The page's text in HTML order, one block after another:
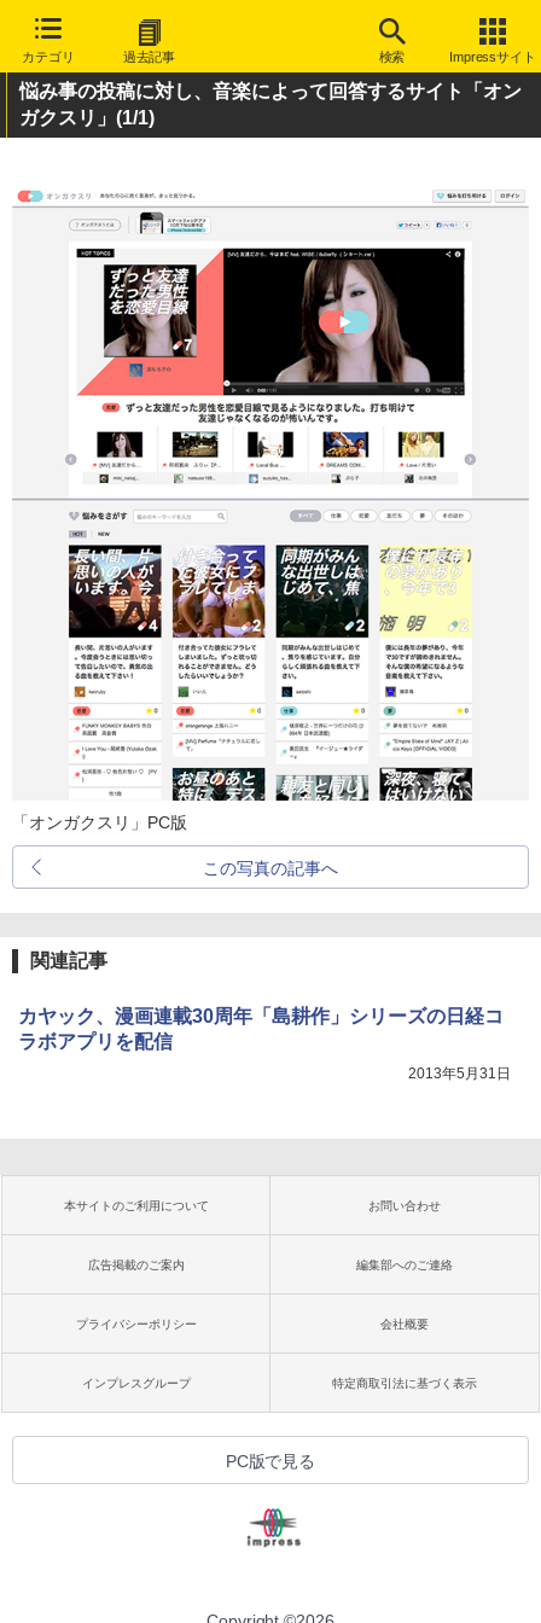
カテゴリ 過去記事 検索 Impressサイト
悩み事の投稿に対し、音楽によって回答するサイト「オン
ガクスリ」 (1/1)
「オンガクスリ」PC版
この写真の記事へ
関連記事
カヤック、漫画連載30周年「島耕作」シリーズの日経コ
ラボアプリを配信
2013年5月31日
本サイトのご利用について お問い合わせ
広告掲載のご案内 編集部へのご連絡
プライバシーポリシー 会社概要
インプレスグループ 特定商取引法に基づく表示
PC版で見る